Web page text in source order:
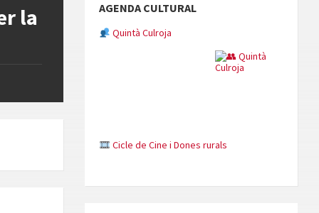
la
AGENDA CULTURAL
Quintà Culroja
Cicle de Cine i Dones rurals